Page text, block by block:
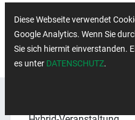
Wichtige
Diese Webseite verwendet
Google Analytics. Wenn Sie
Sie sich hiermit einverstanden.
es unter DATENSCHUTZ.